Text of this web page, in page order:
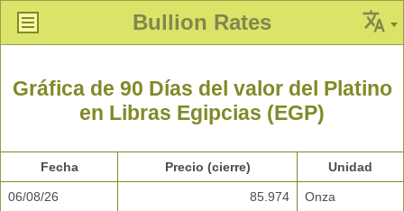
Bullion Rates
Gráfica de 90 Días del valor del Platino
en Libras Egipcias (EGP)
Fecha Precio (cierre) Unidad
06/08/26 85.974 Onza